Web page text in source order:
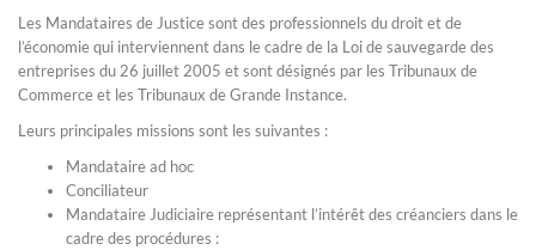
Les Mandataires de Justice sont des professionnels du droit et de
l’économie qui interviennent dans le cadre de la Loi de sauvegarde des
entreprises du 26 juillet 2005 et sont désignés par les Tribunaux de
Commerce et les Tribunaux de Grande Instance.
Leurs principales missions sont les suivantes :
Mandataire ad hoc
Conciliateur
Mandataire Judiciaire représentant l’intérêt des créanciers dans le
cadre des procédures :